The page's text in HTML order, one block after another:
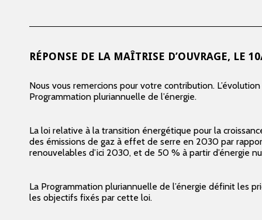
RÉPONSE DE LA MAÎTRISE D’OUVRAGE, LE
Nous vous remercions pour votre contribution.
Programmation pluriannuelle de l’énergie.
La loi relative à la transition énergétique pour la
des émissions de gaz à effet de serre en 2030 par
renouvelables d’ici 2030, et de 50 % à partir d’énergie
La Programmation pluriannuelle de l’énergie définit les
les objectifs fixés par cette loi.